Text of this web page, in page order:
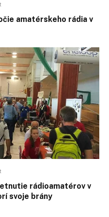
amatérskeho rádia v
rádioamatérov v
svoje brány